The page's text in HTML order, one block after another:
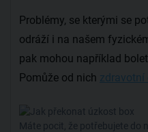
Problémy, se kterými se
odráží i na našem
pak mohou například
Pomůže od nich zdravotní
Máte pocit, že potřebujete do